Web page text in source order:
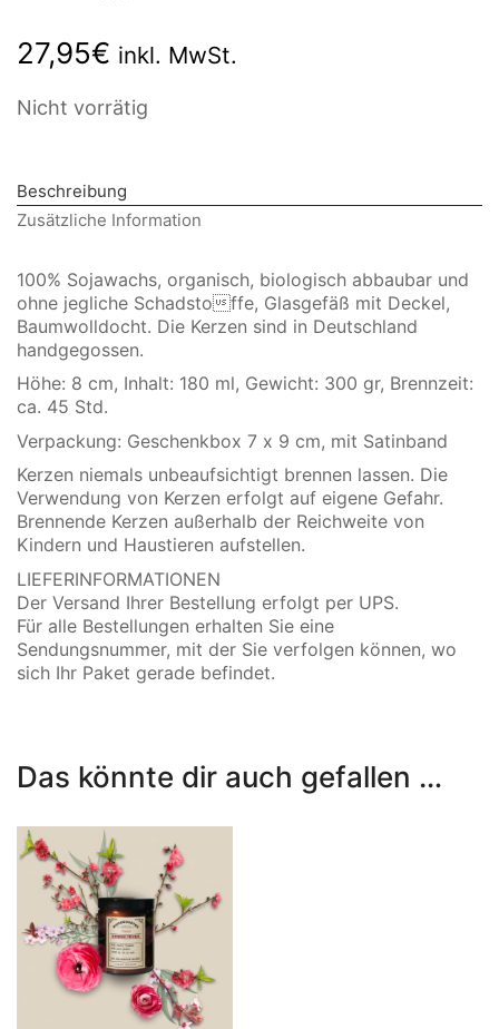
27,95€ inkl. MwSt.
Nicht vorrätig
Beschreibung
Zusätzliche Information
100% Sojawachs, organisch, biologisch abbaubar und
ohne jegliche Schadstoffe, Glasgefäß mit Deckel,
Baumwolldocht. Die Kerzen sind in Deutschland
handgegossen.
Höhe: 8 cm, Inhalt: 180 ml, Gewicht: 300 gr, Brennzeit:
ca. 45 Std.
Verpackung: Geschenkbox 7 x 9 cm, mit Satinband
Kerzen niemals unbeaufsichtigt brennen lassen. Die
Verwendung von Kerzen erfolgt auf eigene Gefahr.
Brennende Kerzen außerhalb der Reichweite von
Kindern und Haustieren aufstellen.
LIEFERINFORMATIONEN
Der Versand Ihrer Bestellung erfolgt per UPS.
Für alle Bestellungen erhalten Sie eine
Sendungsnummer, mit der Sie verfolgen können, wo
sich Ihr Paket gerade befindet.
Das könnte dir auch gefallen …